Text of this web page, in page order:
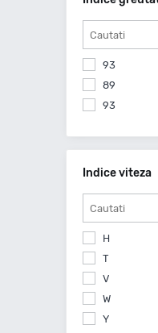
Landsail
Laufenn
Nankang
Nexen
Nokian
Nokian Tyres
Petlas
Pirelli
Radar
Semperit
93
89
93
Indice viteza
H
T
V
W
Y